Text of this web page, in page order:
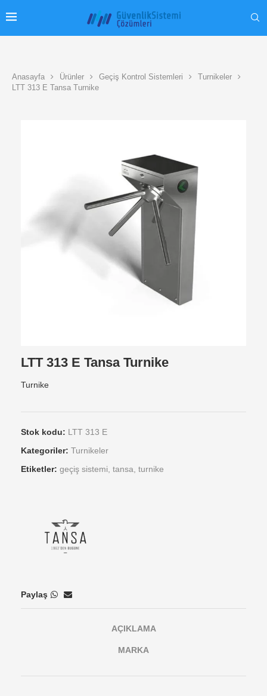
Anasayfa Ürünler Geçiş Kontrol Sistemleri
Turnikeler
LTT 313 E Tansa Turnike
LTT 313 E Tansa Turnike
Turnike
Stok kodu: LTT 313 E
Kategoriler: Turnikeler
Etiketler: geçiş sistemi tansa turnike
Paylaş
AÇIKLAMA
MARKA